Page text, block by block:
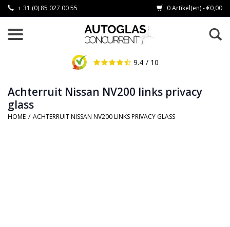
+ 31 (0) 85 027 00 55 0 Artikel(en) - €0,00
9.4 / 10
Achterruit Nissan NV200 links privacy
glass
HOME / ACHTERRUIT NISSAN NV200 LINKS PRIVACY GLASS